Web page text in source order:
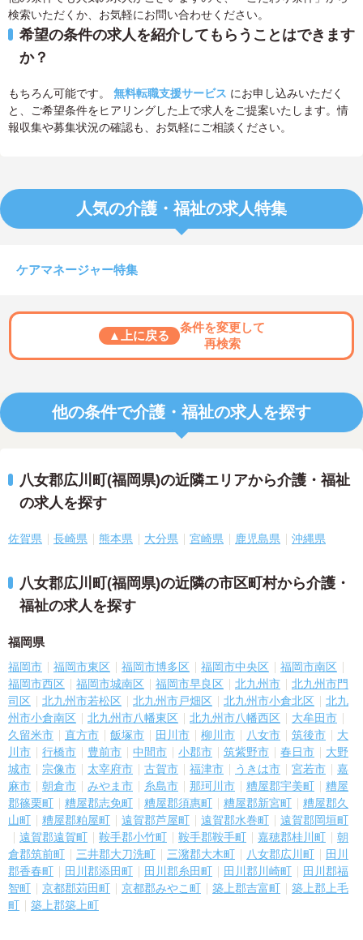
検索いただくか、お気軽にお問い合わせください。
希望の条件の求人を紹介してもらうことはできます
か？
もちろん可能です。 無料転職支援サービス にお申し込みいただく
と、ご希望条件をヒアリングした上で求人をご提案いたします。情
報収集や募集状況の確認も、お気軽にご相談ください。
人気の介護・福祉の求人特集
ケアマネージャー特集
▲上に戻る
条件を変更して
再検索
他の条件で介護・福祉の求人を探す
八女郡広川町(福岡県)の近隣エリアから介護・福祉
の求人を探す
佐賀県 長崎県 熊本県 大分県 宮崎県 鹿児島県 沖縄県
八女郡広川町(福岡県)の近隣の市区町村から介護・
福祉の求人を探す
福岡県
福岡市 福岡市東区 福岡市博多区 福岡市中央区
福岡市南区
福岡市西区
福岡市城南区 福岡市早良区 北九州市
北九州市門
司区
北九州市若松区 北九州市戸畑区 北九州市小倉北区
北九
州市小倉南区
北九州市八幡東区 北九州市八幡西区
大牟田市
久留米市
直方市 飯塚市 田川市 柳川市 八女市 筑後市
大
川市
行橋市 豊前市 中間市 小郡市 筑紫野市 春日市
大野
城市
宗像市 太宰府市 古賀市 福津市 うきは市 宮若市
嘉
麻市
朝倉市 みやま市 糸島市 那珂川市 糟屋郡宇美町
糟屋
郡篠栗町
糟屋郡志免町 糟屋郡須惠町 糟屋郡新宮町
糟屋郡久
山町
糟屋郡粕屋町 遠賀郡芦屋町 遠賀郡水巻町
遠賀郡岡垣町
遠賀郡遠賀町
鞍手郡小竹町 鞍手郡鞍手町 嘉穂郡桂川町
朝
倉郡筑前町
三井郡大刀洗町 三潴郡大木町 八女郡広川町
田川
郡香春町
田川郡添田町 田川郡糸田町 田川郡川崎町
田川郡福
智町
京都郡苅田町 京都郡みやこ町 築上郡吉富町
築上郡上毛
町
築上郡築上町